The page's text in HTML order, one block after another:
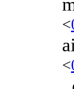
<
<